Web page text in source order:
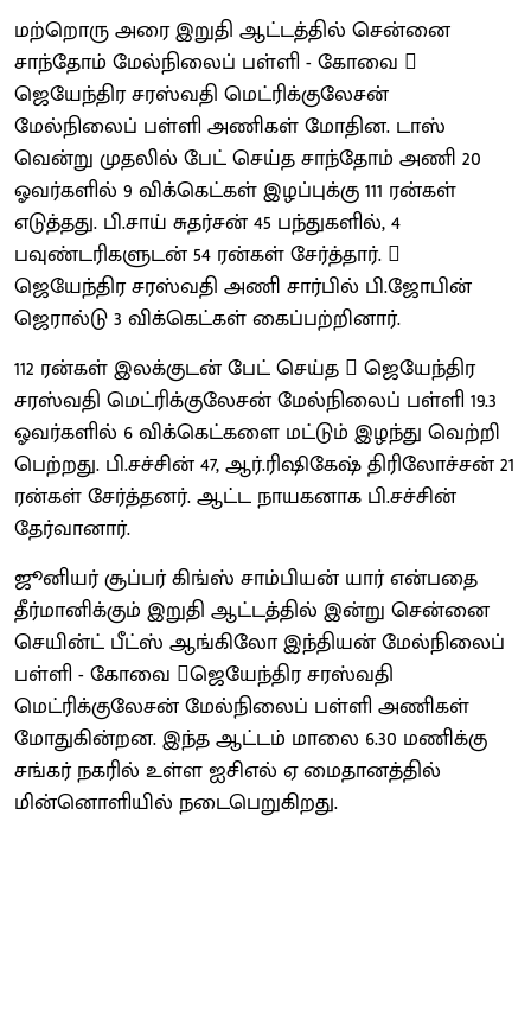
மற்றொரு அரை இறுதி ஆட்டத்தில் சென்னை
சாந்தோம் மேல்நிலைப் பள்ளி - கோவை 
ஜெயேந்திர சரஸ்வதி மெட்ரிக்குலேசன்
மேல்நிலைப் பள்ளி அணிகள் மோதின. டாஸ்
வென்று முதலில் பேட் செய்த சாந்தோம் அணி 20
ஓவர்களில் 9 விக்கெட்கள் இழப்புக்கு 111 ரன்கள்
எடுத்தது. பி.சாய் சுதர்சன் 45 பந்துகளில், 4
பவுண்டரிகளுடன் 54 ரன்கள் சேர்த்தார். 
ஜெயேந்திர சரஸ்வதி அணி சார்பில் பி.ஜோபின்
ஜெரால்டு 3 விக்கெட்கள் கைப்பற்றினார்.
112 ரன்கள் இலக்குடன் பேட் செய்த  ஜெயேந்திர
சரஸ்வதி மெட்ரிக்குலேசன் மேல்நிலைப் பள்ளி 19.3
ஓவர்களில் 6 விக்கெட்களை மட்டும் இழந்து வெற்றி
பெற்றது. பி.சச்சின் 47, ஆர்.ரிஷிகேஷ் திரிலோச்சன் 21
ரன்கள் சேர்த்தனர். ஆட்ட நாயகனாக பி.சச்சின்
தேர்வானார்.
ஜூனியர் சூப்பர் கிங்ஸ் சாம்பியன் யார் என்பதை
தீர்மானிக்கும் இறுதி ஆட்டத்தில் இன்று சென்னை
செயின்ட் பீட்ஸ் ஆங்கிலோ இந்தியன் மேல்நிலைப்
பள்ளி - கோவை ஜெயேந்திர சரஸ்வதி
மெட்ரிக்குலேசன் மேல்நிலைப் பள்ளி அணிகள்
மோதுகின்றன. இந்த ஆட்டம் மாலை 6.30 மணிக்கு
சங்கர் நகரில் உள்ள ஐசிஎல் ஏ மைதானத்தில்
மின்னொளியில் நடைபெறுகிறது.